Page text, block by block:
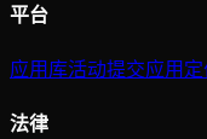
平台
应用库活动提交应用
法律